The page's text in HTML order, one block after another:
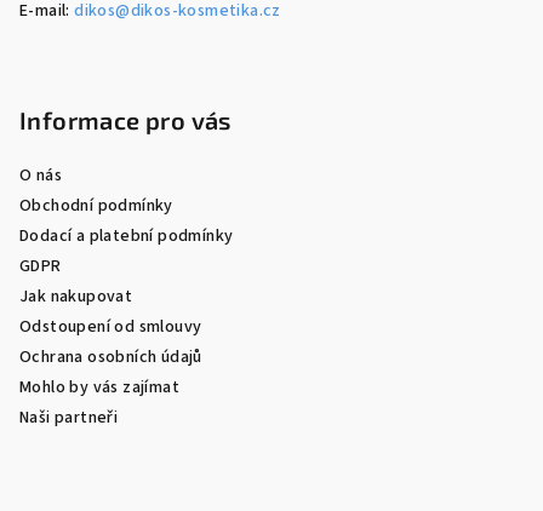
E-mail:dikos@dikos-kosmetika.cz
Informace pro vás
O nás
Obchodní podmínky
Dodací a platební podmínky
GDPR
Jak nakupovat
Odstoupení od smlouvy
Ochrana osobních údajů
Mohlo by vás zajímat
Naši partneři